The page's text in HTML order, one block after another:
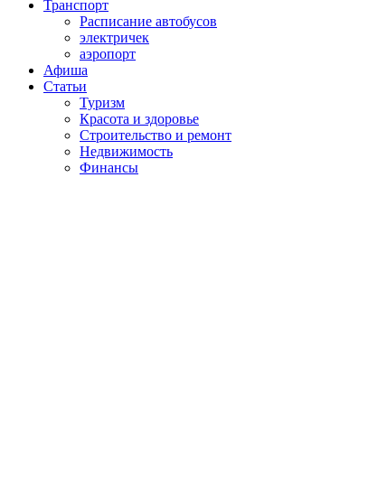
Транспорт
Расписание автобусов
электричек
аэропорт
Афиша
Статьи
Туризм
Красота и здоровье
Строительство и ремонт
Недвижимость
Финансы